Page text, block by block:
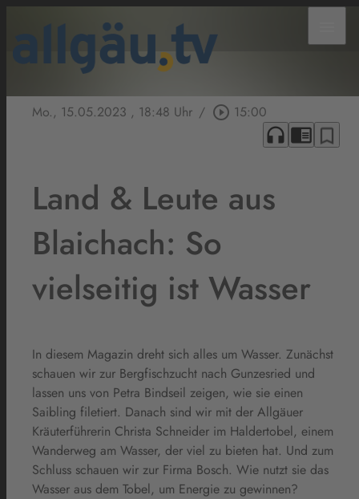
Mo., 15.05.2023 , 18:48 Uhr / play_circle_outline 15:00
headphones chrome_reader_mode bookmark_border
Land & Leute aus
Blaichach: So
vielseitig ist Wasser
In diesem Magazin dreht sich alles um Wasser. Zunächst
schauen wir zur Bergfischzucht nach Gunzesried und
lassen uns von Petra Bindseil zeigen, wie sie einen
Saibling filetiert. Danach sind wir mit der Allgäuer
Kräuterführerin Christa Schneider im Haldertobel, einem
Wanderweg am Wasser, der viel zu bieten hat. Und zum
Schluss schauen wir zur Firma Bosch. Wie nutzt sie das
Wasser aus dem Tobel, um Energie zu gewinnen?